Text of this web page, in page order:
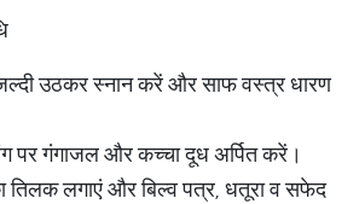
उठकर स्नान करें और साफ वस्त्र धारण
पर गंगाजल और कच्चा दूध अर्पित करें।
तिलक लगाएं और बिल्व पत्र, धतूरा व सफेद